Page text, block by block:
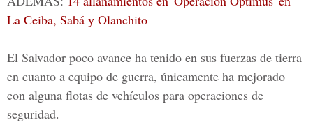
La Ceiba, Sabá y Olanchito
El Salvador poco avance ha tenido en sus fuerzas de tierra
en cuanto a equipo de guerra, únicamente ha mejorado
con alguna flotas de vehículos para operaciones de
seguridad.